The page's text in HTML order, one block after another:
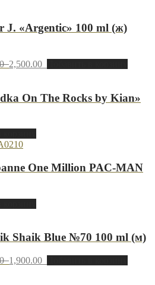
J. «Argentic» 100 ml (ж)
2,500.00
On The Rocks by Kian»
One Million PAC-MAN
Shaik Blue №70 100 ml (м)
1,900.00